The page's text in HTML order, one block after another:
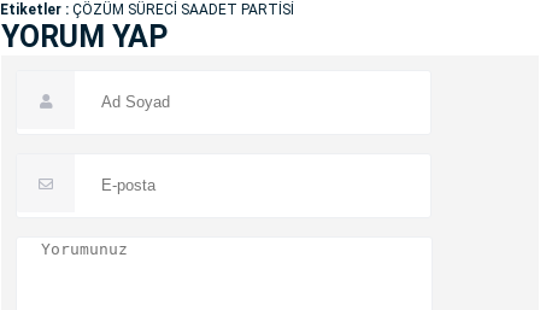
Etiketler : ÇÖZÜM SÜRECİ SAADET PARTİSİ
YORUM YAP